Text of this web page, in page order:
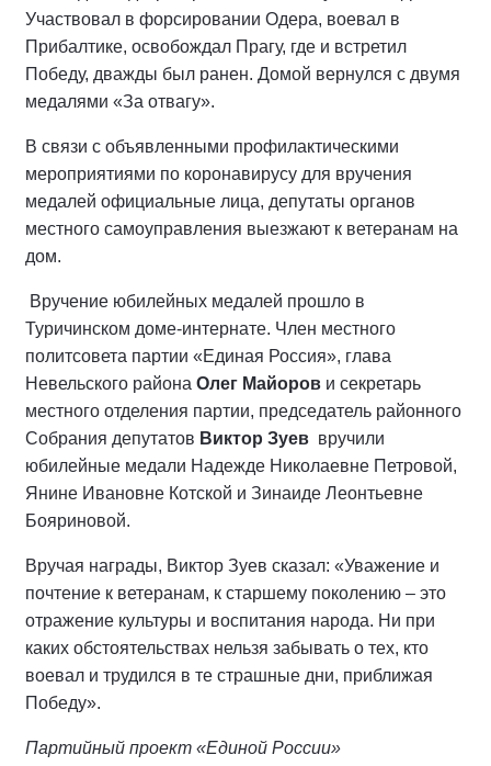
Участвовал в форсировании Одера, воевал в
Прибалтике, освобождал Прагу, где и встретил
Победу, дважды был ранен. Домой вернулся с двумя
медалями «За отвагу».
В связи с объявленными профилактическими
мероприятиями по коронавирусу для вручения
медалей официальные лица, депутаты органов
местного самоуправления выезжают к ветеранам на
дом.
Вручение юбилейных медалей прошло в
Туричинском доме-интернате. Член местного
политсовета партии «Единая Россия», глава
Невельского района Олег Майоров и секретарь
местного отделения партии, председатель районного
Собрания депутатов Виктор Зуев вручили
юбилейные медали Надежде Николаевне Петровой,
Янине Ивановне Котской и Зинаиде Леонтьевне
Бояриновой.
Вручая награды, Виктор Зуев сказал: «Уважение и
почтение к ветеранам, к старшему поколению – это
отражение культуры и воспитания народа. Ни при
каких обстоятельствах нельзя забывать о тех, кто
воевал и трудился в те страшные дни, приближая
Победу».
Партийный проект «Единой России»